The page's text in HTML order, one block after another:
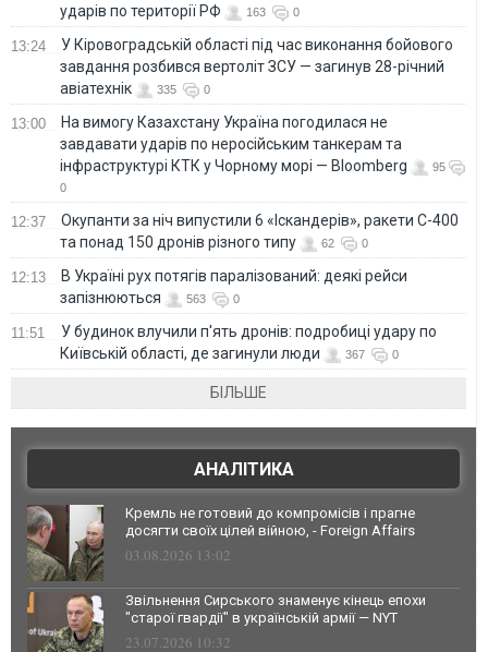
ударів по території РФ
163 0
13:24
У Кіровоградській області під час виконання бойового
завдання розбився вертоліт ЗСУ — загинув 28-річний
авіатехнік
335 0
13:00
На вимогу Казахстану Україна погодилася не
завдавати ударів по неросійським танкерам та
інфраструктурі КТК у Чорному морі — Bloomberg
95
0
12:37
Окупанти за ніч випустили 6 «Іскандерів», ракети С-400
та понад 150 дронів різного типу
62 0
12:13
В Україні рух потягів паралізований: деякі рейси
запізнюються
563 0
11:51
У будинок влучили п'ять дронів: подробиці удару по
Київській області, де загинули люди
367 0
БІЛЬШЕ
АНАЛІТИКА
Кремль не готовий до компромісів і прагне
досягти своїх цілей війною, - Foreign Affairs
03.08.2026 13:02
Звільнення Сирського знаменує кінець епохи
"старої гвардії" в українській армії — NYT
23.07.2026 10:32